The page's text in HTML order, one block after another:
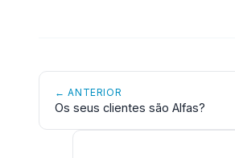
← ANTERIOR
Os seus clientes são Alfas?